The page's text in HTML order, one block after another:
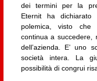
dei termini per la
Eternit ha
polemica, visto che
continua a succedere,
dell’azienda. E’ uno
società intera. La
possibilità di congrui